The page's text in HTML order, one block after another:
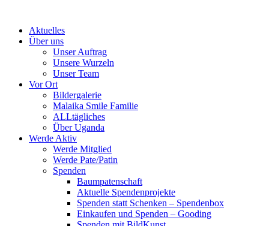
contentAktuelles
Über uns
Unser Auftrag
Unsere Wurzeln
Unser Team
Vor Ort
Bildergalerie
Malaika Smile Familie
ALLtägliches
Über Uganda
Werde Aktiv
Werde Mitglied
Werde Pate/Patin
Spenden
Baumpatenschaft
Aktuelle Spendenprojekte
Spenden statt Schenken – Spendenbox
Einkaufen und Spenden – Gooding